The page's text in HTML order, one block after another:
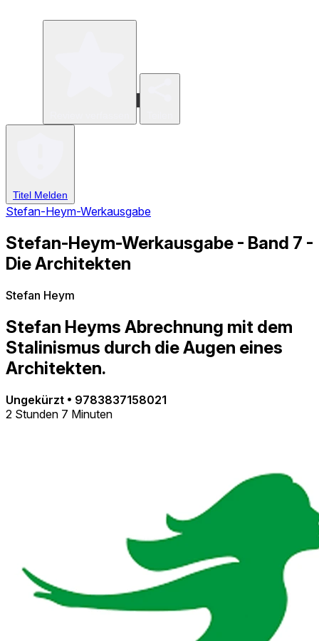
Titel Melden
Stefan-Heym-Werkausgabe
Stefan-Heym-Werkausgabe - Band 7 -
Die Architekten
Stefan Heym
Stefan Heyms Abrechnung mit dem
Stalinismus durch die Augen eines
Architekten.
Ungekürzt • 9783837158021
2 Stunden 7 Minuten